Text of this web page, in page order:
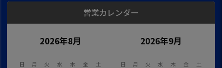
営業カレンダー
2026年8月
日 月 火 水 木 金 土
2026年9月
日 月 火 水 木 金 土